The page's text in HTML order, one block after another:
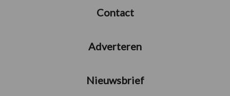
Contact
Adverteren
Nieuwsbrief